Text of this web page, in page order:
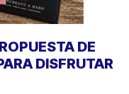
DE
DISFRUTAR